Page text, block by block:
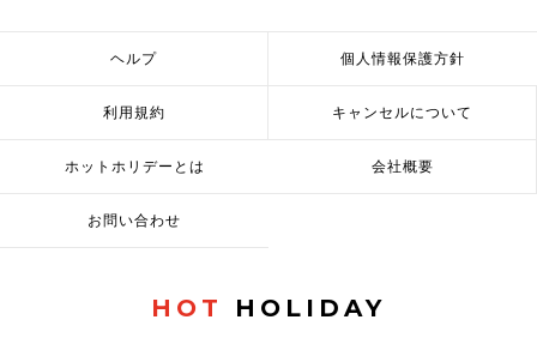
ヘルプ 個人情報保護方針
利用規約 キャンセルについて
ホットホリデーとは 会社概要
お問い合わせ
HOT HOLIDAY